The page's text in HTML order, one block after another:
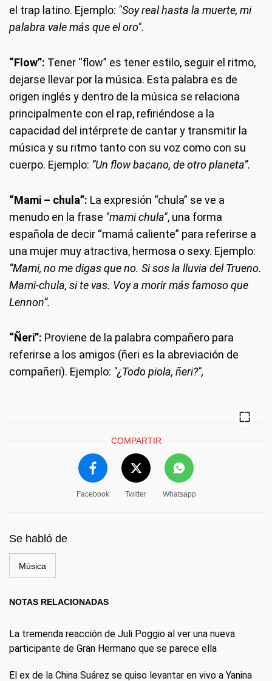
el trap latino. Ejemplo: "Soy real hasta la muerte, mi
palabra vale más que el oro".
“Flow”: Tener “flow” es tener estilo, seguir el ritmo,
dejarse llevar por la música. Esta palabra es de
origen inglés y dentro de la música se relaciona
principalmente con el rap, refiriéndose a la
capacidad del intérprete de cantar y transmitir la
música y su ritmo tanto con su voz como con su
cuerpo. Ejemplo: “Un flow bacano, de otro planeta”.
“Mami – chula”: La expresión “chula” se ve a
menudo en la frase "mami chula", una forma
española de decir “mamá caliente” para referirse a
una mujer muy atractiva, hermosa o sexy. Ejemplo:
“Mami, no me digas que no. Si sos la lluvia del Trueno.
Mami-chula, si te vas. Voy a morir más famoso que
Lennon”.
“Ñeri”: Proviene de la palabra compañero para
referirse a los amigos (ñeri es la abreviación de
compañeri). Ejemplo: "¿Todo piola, ñeri?",
COMPARTIR
Facebook Twitter Whatsapp
Se habló de
Música
NOTAS RELACIONADAS
La tremenda reacción de Juli Poggio al ver una nueva
participante de Gran Hermano que se parece ella
El ex de la China Suárez se quiso levantar en vivo a Yanina